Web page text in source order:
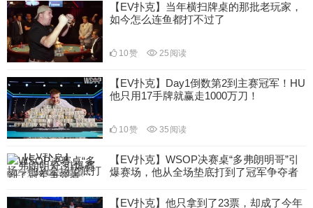
【EV扑克】当年横扫牌桌的那批老玩家，
如今怎么连鱼都打不过了
10赞 25 阅读
【EV扑克】Day1倒数第2到主赛冠军！HU
他只用17手牌就赢走1000万刀！
10赞 35 阅读
【EV扑克】WSOP决赛桌“多弗朗明哥”引
爆赛场，他从全场垫底打到了冠军争夺者
23赞 58阅读
【EV扑克】他只拿到了23票，却成了今年